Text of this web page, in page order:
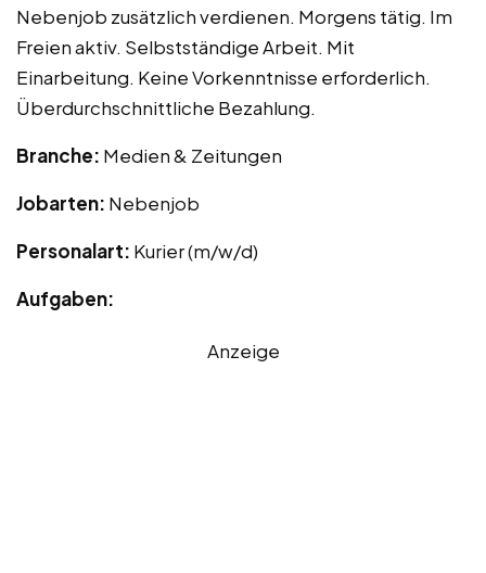
Nebenjob zusätzlich verdienen. Morgens tätig. Im
Freien aktiv. Selbstständige Arbeit. Mit
Einarbeitung. Keine Vorkenntnisse erforderlich.
Überdurchschnittliche Bezahlung.
Branche: Medien & Zeitungen
Jobarten: Nebenjob
Personalart: Kurier (m/w/d)
Aufgaben:
Anzeige